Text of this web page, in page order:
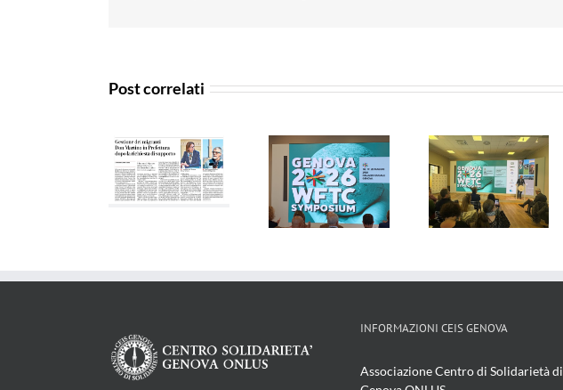
Post correlati
Agensir –
La Voce di
Genova –
29/04/2026
Genova 24 –
29/04/2026
INFORMAZIONI CEIS GENOVA
Associazione Centro di Solidarietà di